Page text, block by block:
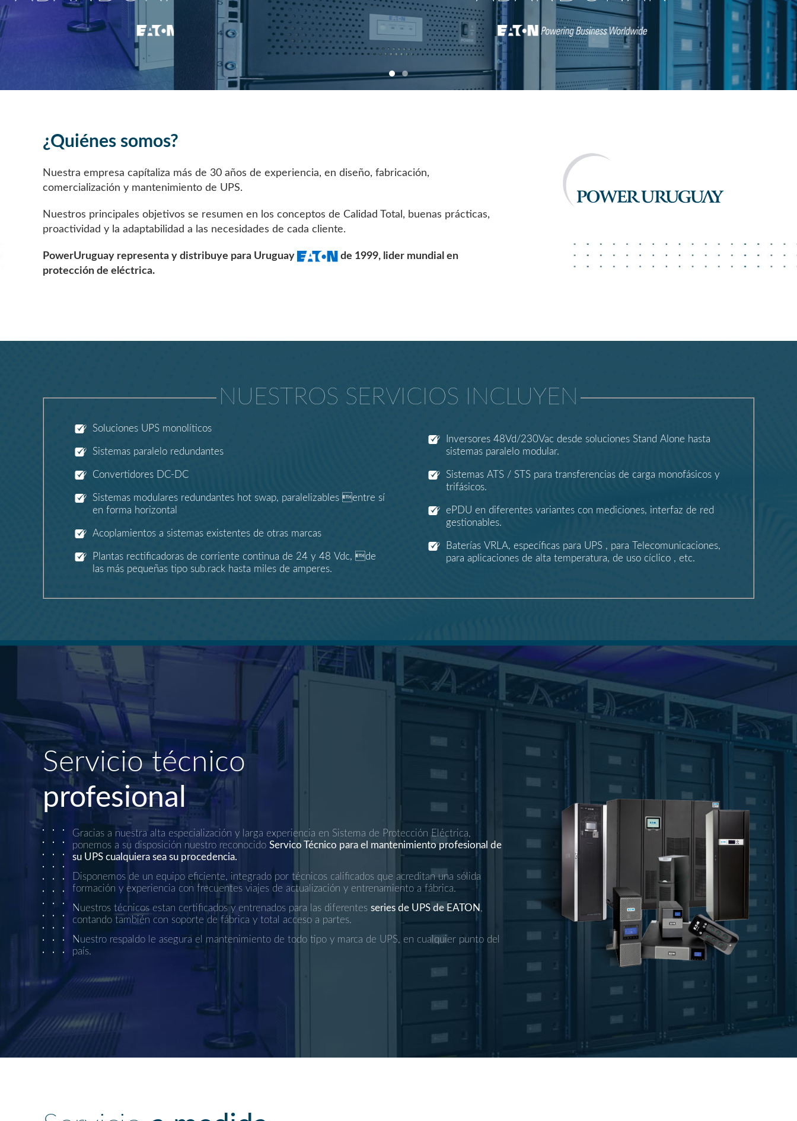
¿Quiénes somos?
Nuestra empresa capítaliza más de 30 años de experiencia, en diseño, fabricación,
comercialización y mantenimiento de UPS.
Nuestros principales objetivos se resumen en los conceptos de Calidad Total, buenas prácticas,
proactividad y la adaptabilidad a las necesidades de cada cliente.
PowerUruguay representa y distribuye para Uruguay
de 1999, lider mundial en
protección de eléctrica.
NUESTROS SERVICIOS INCLUYEN
Soluciones UPS monolíticos
Sistemas paralelo redundantes
Convertidores DC-DC
Sistemas modulares redundantes hot swap, paralelizables entre sí
en forma horizontal
Acoplamientos a sistemas existentes de otras marcas
Plantas rectificadoras de corriente continua de 24 y 48 Vdc, de
las más pequeñas tipo sub.rack hasta miles de amperes.
Inversores 48Vd/230Vac desde soluciones Stand Alone hasta
sistemas paralelo modular.
Sistemas ATS / STS para transferencias de carga monofásicos y
trifásicos.
ePDU en diferentes variantes con mediciones, interfaz de red
gestionables.
Baterías VRLA, específicas para UPS , para Telecomunicaciones,
para aplicaciones de alta temperatura, de uso cíclico , etc.
Servicio técnico
profesional
Gracias a nuestra alta especialización y larga experiencia en Sistema de Protección Eléctrica,
ponemos a su disposición nuestro reconocido Servico Técnico para el mantenimiento profesional de
su UPS cualquiera sea su procedencia.
Disponemos de un equipo eficiente, integrado por técnicos calificados que acreditan una sólida
formación y experiencia con frecuentes viajes de actualización y entrenamiento a fábrica.
Nuestros técnicos estan certificados y entrenados para las diferentes series de UPS de EATON ,
contando también con soporte de fábrica y total acceso a partes.
Nuestro respaldo le asegura el mantenimiento de todo tipo y marca de UPS, en cualquier punto del
país.